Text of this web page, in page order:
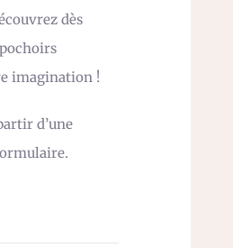
dès
imagination !
d’une